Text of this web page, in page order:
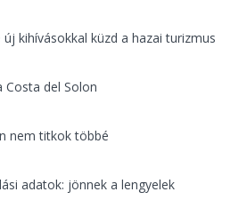
kihívásokkal küzd a hazai turizmus
Costa del Solon
nem titkok többé
adatok: jönnek a lengyelek